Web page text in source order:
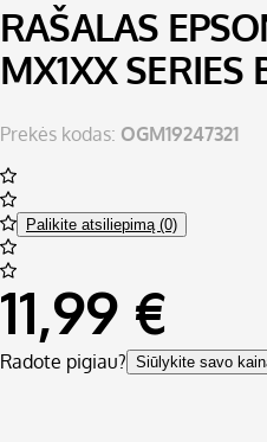
RAŠALAS
MX1XX SERIES
Prekės kodas: OGM19247321
Palikite atsiliepimą (0)
11,99 €
Radote pigiau? Siūlykite savo